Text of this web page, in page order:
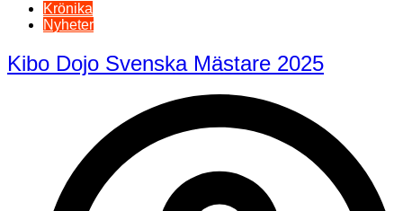
Krönika
Nyheter
Kibo Dojo Svenska Mästare 2025